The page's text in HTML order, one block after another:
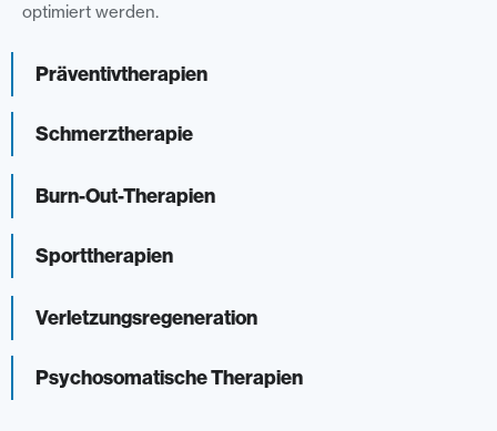
optimiert werden.
Präventivtherapien
Schmerztherapie
Burn-Out-Therapien
Sporttherapien
Verletzungs­regeneration
Psychosomatische Therapien